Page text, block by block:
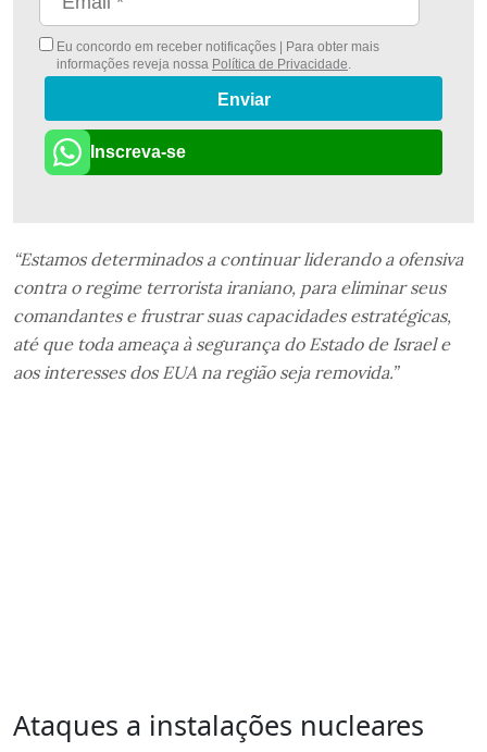
Eu concordo em receber notificações | Para obter mais
informações reveja nossa Política de Privacidade.
Enviar
Inscreva-se
“Estamos determinados a continuar liderando a ofensiva
contra o regime terrorista iraniano, para eliminar seus
comandantes e frustrar suas capacidades estratégicas,
até que toda ameaça à segurança do Estado de Israel e
aos interesses dos EUA na região seja removida.”
Ataques a instalações nucleares